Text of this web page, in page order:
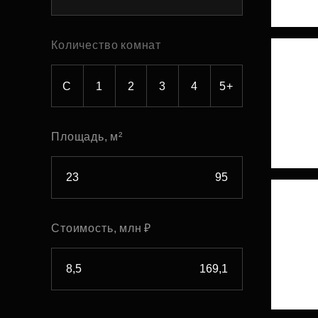
Рефинансирование
Количество комнат
С 1 2 3 4 5+
Площадь, м²
Стоимость, млн ₽